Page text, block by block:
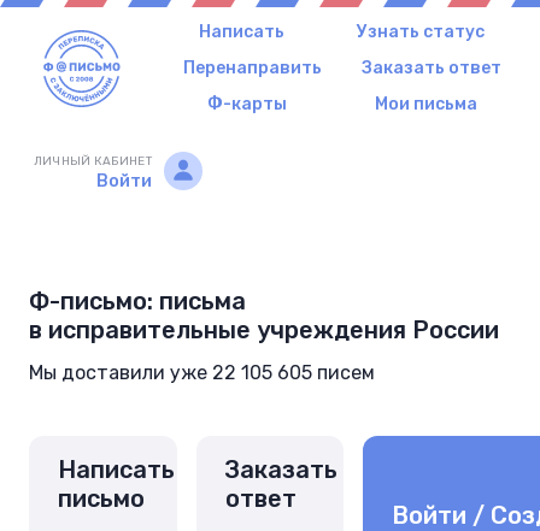
Написать
Узнать статус
Перенаправить
Заказать ответ
Ф-карты
Мои письма
ЛИЧНЫЙ КАБИНЕТ
Войти
Ф-письмо: письма
в исправительные учреждения России
Мы доставили уже 22 105 605 писем
Написать
письмо
Заказать
ответ
Войти /